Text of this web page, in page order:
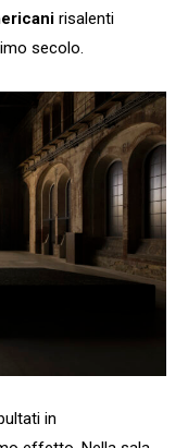
risalenti
secolo.
in